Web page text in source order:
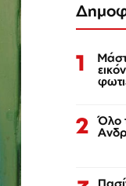
1
2 Όλο